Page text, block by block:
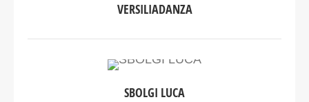
VERSILIADANZA
SBOLGI LUCA